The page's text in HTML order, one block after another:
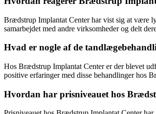
Brædstrup Implantat Center har vist sig at være
samarbejdet med andre virksomheder og delt
Hvad er nogle af de
Hos Brædstrup Implantat Center er der blevet
positive erfaringer med disse behandlinger hos
Hvordan har prisniveauet hos